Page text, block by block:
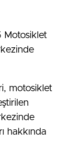
Motosiklet
motosiklet
hakkında